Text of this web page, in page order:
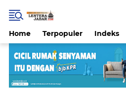
Home Terpopuler Indeks